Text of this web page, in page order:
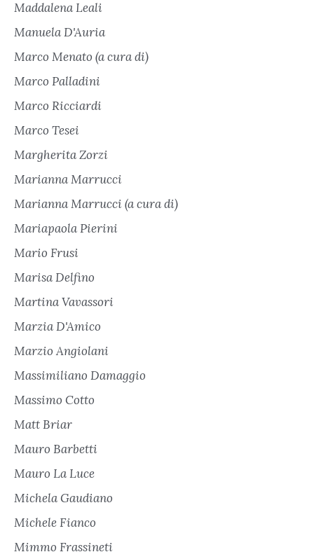
Maddalena Leali
Manuela D'Auria
Marco Menato (a cura di)
Marco Palladini
Marco Ricciardi
Marco Tesei
Margherita Zorzi
Marianna Marrucci
Marianna Marrucci (a cura di)
Mariapaola Pierini
Mario Frusi
Marisa Delfino
Martina Vavassori
Marzia D'Amico
Marzio Angiolani
Massimiliano Damaggio
Massimo Cotto
Matt Briar
Mauro Barbetti
Mauro La Luce
Michela Gaudiano
Michele Fianco
Mimmo Frassineti